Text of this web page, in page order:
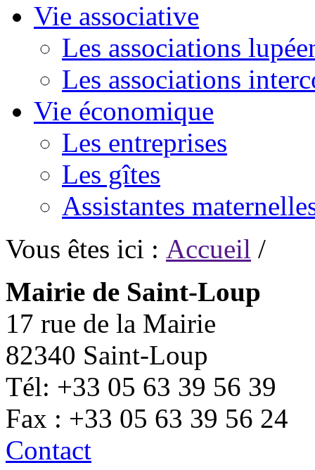
Vie associative
Les associations
Les associations
Vie économique
Les entreprises
Les gîtes
Assistantes
Vous êtes ici : Accueil /
Mairie de Saint-Loup
17 rue de la Mairie
82340 Saint-Loup
Tél: +33 05 63 39 56 39
Fax : +33 05 63 39 56 24
Contact